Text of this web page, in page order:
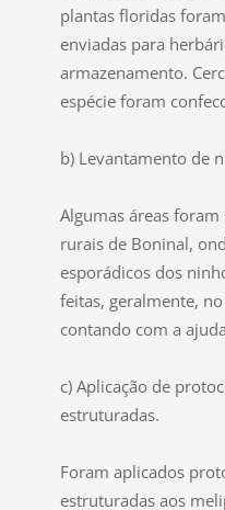
plantas floridas
enviadas para
armazenamento.
espécie foram
b) Levantamento de
Algumas áreas
rurais de Boninal,
esporádicos dos
feitas, geralmente,
contando com a
c) Aplicação de
estruturadas.
Foram aplicados
estruturadas aos